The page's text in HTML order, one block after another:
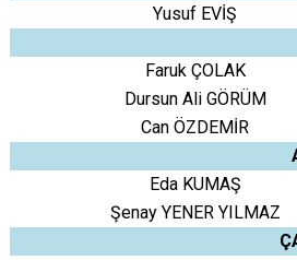
Yusuf EVİŞ
Faruk ÇOLAK
Dursun Ali GÖRÜM
Can ÖZDEMİR
Eda KUMAŞ
Şenay YENER YILMAZ